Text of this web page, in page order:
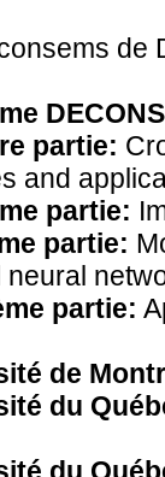
de
partie:
and
partie:
partie:
neural
partie:
de
du